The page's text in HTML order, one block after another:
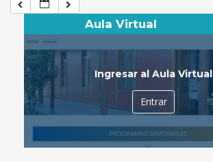
Aula Virtual
Ingresar al Aula Virtual
Entrar